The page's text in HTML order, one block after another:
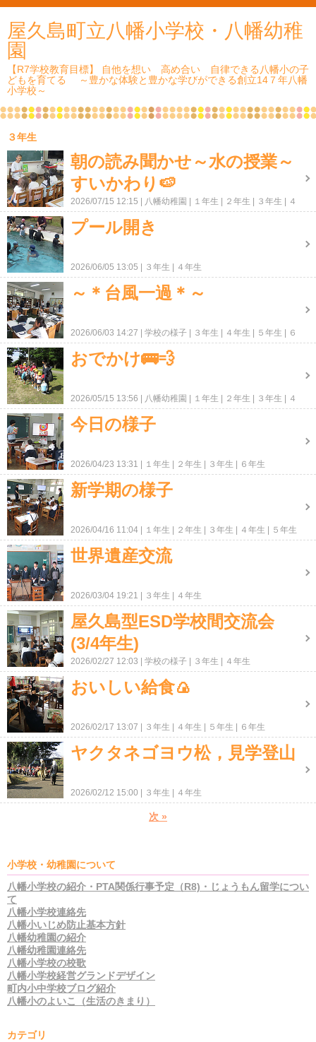
屋久島町立八幡小学校・八幡幼稚
園
【R7学校教育目標】 自他を想い 高め合い 自律できる八幡小の子
どもを育てる ～豊かな体験と豊かな学びができる創立14７年八幡
小学校～
３年生
朝の読み聞かせ～水の授業～
すいかわり🍉
2026/07/15 12:15 八幡幼稚園 １年生 ２年生 ３年生
４
年生
５年生 ６年生 ＰＴＡ・地域
プール開き
2026/06/05 13:05 ３年生 ４年生
～＊台風一過＊～
2026/06/03 14:27 学校の様子 ３年生 ４年生 ５年生
６
年生
ＰＴＡ・地域
おでかけ🚌💨
2026/05/15 13:56 八幡幼稚園 １年生 ２年生 ３年生
４
年生
５年生 ６年生
今日の様子
2026/04/23 13:31 １年生 ２年生 ３年生 ６年生
新学期の様子
2026/04/16 11:04 １年生 ２年生 ３年生 ４年生 ５年生
世界遺産交流
2026/03/04 19:21 ３年生 ４年生
屋久島型ESD学校間交流会
(3/4年生)
2026/02/27 12:03 学校の様子 ３年生 ４年生
おいしい給食🍙
2026/02/17 13:07 ３年生 ４年生 ５年生 ６年生
ヤクタネゴヨウ松，見学登山
2026/02/12 15:00 ３年生 ４年生
次 »
小学校・幼稚園について
八幡小学校の紹介・PTA関係行事予定（R8)・じょうもん留学につい
て
八幡小学校連絡先
八幡小いじめ防止基本方針
八幡幼稚園の紹介
八幡幼稚園連絡先
八幡小学校の校歌
八幡小学校経営グランドデザイン
町内小中学校ブログ紹介
八幡小のよいこ（生活のきまり）
カテゴリ